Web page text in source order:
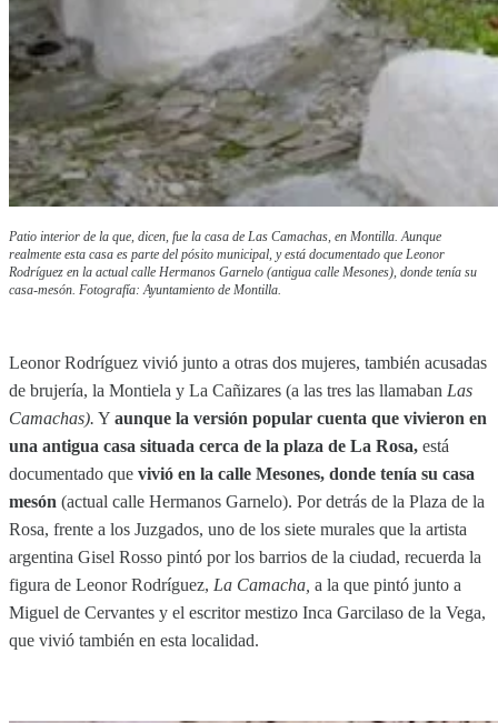
Patio interior de la que, dicen, fue la casa de Las Camachas, en Montilla. Aunque
realmente esta casa es parte del pósito municipal, y está documentado que Leonor
Rodríguez en la actual calle Hermanos Garnelo (antigua calle Mesones), donde tenía su
casa-mesón. Fotografía: Ayuntamiento de Montilla.
Leonor Rodríguez vivió junto a otras dos mujeres, también acusadas
de brujería, la Montiela y La Cañizares (a las tres las llamaban Las
Camachas). Y aunque la versión popular cuenta que vivieron en
una antigua casa situada cerca de la plaza de La Rosa, está
documentado que vivió en la calle Mesones, donde tenía su casa
mesón (actual calle Hermanos Garnelo). Por detrás de la Plaza de la
Rosa, frente a los Juzgados, uno de los siete murales que la artista
argentina Gisel Rosso pintó por los barrios de la ciudad, recuerda la
figura de Leonor Rodríguez, La Camacha, a la que pintó junto a
Miguel de Cervantes y el escritor mestizo Inca Garcilaso de la Vega,
que vivió también en esta localidad.